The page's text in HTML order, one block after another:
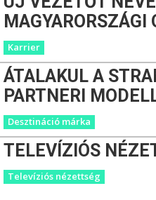
MAGYARORSZÁGI
Karrier
ÁTALAKUL A
PARTNERI
Desztináció márka
TELEVÍZIÓS
Televíziós nézettség